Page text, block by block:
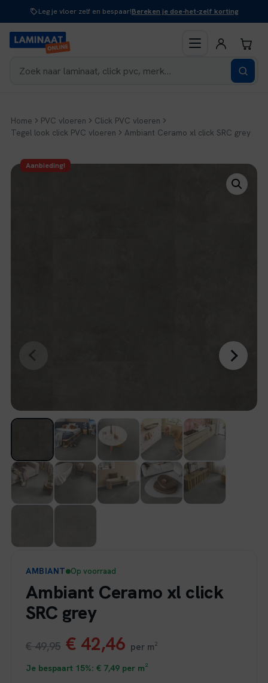
inhoud
Leg je vloer zelf en bespaar!Bereken je doe-het-zelf korting
Home PVC vloeren
Click PVC vloeren
Tegel look click PVC vloeren
Ambiant Ceramo xl click SRC grey
Aanbieding!
AMBIANT Op voorraad
Ambiant Ceramo xl click
SRC grey
€49,95 Oorspronkelijke
prijs
€ 42,46 Huidige
prijs
per m²
Je bespaart 15%: € 7,49 per m²